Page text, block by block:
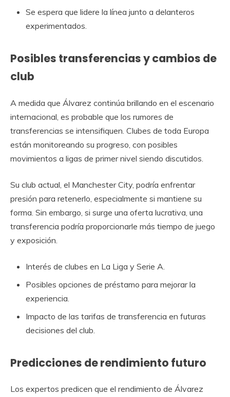
Se espera que lidere la línea junto a delanteros
experimentados.
Posibles transferencias y cambios de
club
A medida que Álvarez continúa brillando en el escenario
internacional, es probable que los rumores de
transferencias se intensifiquen. Clubes de toda Europa
están monitoreando su progreso, con posibles
movimientos a ligas de primer nivel siendo discutidos.
Su club actual, el Manchester City, podría enfrentar
presión para retenerlo, especialmente si mantiene su
forma. Sin embargo, si surge una oferta lucrativa, una
transferencia podría proporcionarle más tiempo de juego
y exposición.
Interés de clubes en La Liga y Serie A.
Posibles opciones de préstamo para mejorar la
experiencia.
Impacto de las tarifas de transferencia en futuras
decisiones del club.
Predicciones de rendimiento futuro
Los expertos predicen que el rendimiento de Álvarez